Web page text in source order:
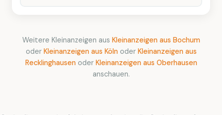
Weitere Kleinanzeigen aus Kleinanzeigen aus Bochum
oder Kleinanzeigen aus Kölnoder Kleinanzeigen aus
Recklinghausenoder Kleinanzeigen aus Oberhausen
anschauen.